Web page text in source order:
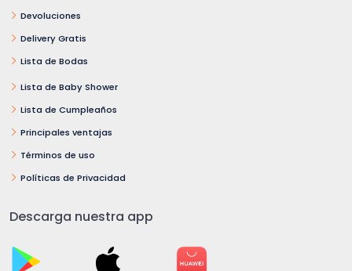
Devoluciones
Delivery Gratis
Lista de Bodas
Lista de Baby Shower
Lista de Cumpleaños
Principales ventajas
Términos de uso
Políticas de Privacidad
Descarga nuestra app